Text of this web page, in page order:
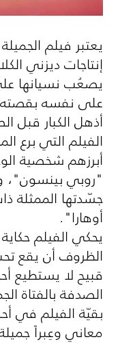
يعتبر فيلم
إنتاجات ديزني
يصعُب نسيانها
على نفسه بقصته
أذهل الكبار قبل
الفيلم التي برع
أبرزهم شخصية
"روبي بينسون"،
جسّدتها الممثلة
أوهارا".
يحكي الفيلم
الظروف أن يقع
قبيح لا يستطيع
الصدفة بالفتاة
بقيّة الفيلم في
معاني وعِبراً